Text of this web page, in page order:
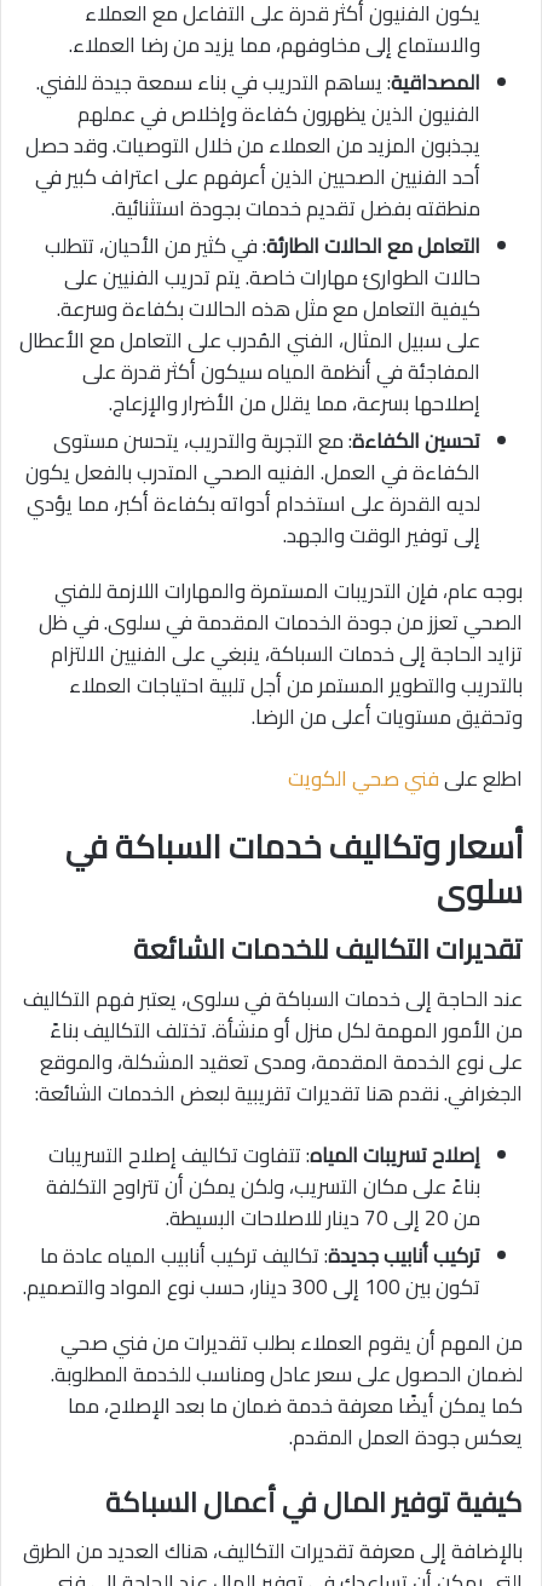
يكون الفنيون أكثر قدرة على التفاعل مع العملاء
والاستماع إلى مخاوفهم، مما يزيد من رضا العملاء.
المصداقية: يساهم التدريب في بناء سمعة جيدة للفني.
الفنيون الذين يظهرون كفاءة وإخلاص في عملهم
يجذبون المزيد من العملاء من خلال التوصيات. وقد حصل
أحد الفنيين الصحيين الذين أعرفهم على اعتراف كبير في
منطقته بفضل تقديم خدمات بجودة استثنائية.
التعامل مع الحالات الطارئة: في كثير من الأحيان، تتطلب
حالات الطوارئ مهارات خاصة. يتم تدريب الفنيين على
كيفية التعامل مع مثل هذه الحالات بكفاءة وسرعة.
على سبيل المثال، الفني المُدرب على التعامل مع الأعطال
المفاجئة في أنظمة المياه سيكون أكثر قدرة على
إصلاحها بسرعة، مما يقلل من الأضرار والإزعاج.
تحسين الكفاءة: مع التجربة والتدريب، يتحسن مستوى
الكفاءة في العمل. الفنيه الصحي المتدرب بالفعل يكون
لديه القدرة على استخدام أدواته بكفاءة أكبر، مما يؤدي
إلى توفير الوقت والجهد.
بوجه عام، فإن التدريبات المستمرة والمهارات اللازمة للفني
الصحي تعزز من جودة الخدمات المقدمة في سلوى. في ظل
تزايد الحاجة إلى خدمات السباكة، ينبغي على الفنيين الالتزام
بالتدريب والتطوير المستمر من أجل تلبية احتياجات العملاء
وتحقيق مستويات أعلى من الرضا.
اطلع علىفني صحي الكويت
أسعار وتكاليف خدمات السباكة في
سلوى
تقديرات التكاليف للخدمات الشائعة
عند الحاجة إلى خدمات السباكة في سلوى، يعتبر فهم التكاليف
من الأمور المهمة لكل منزل أو منشأة. تختلف التكاليف بناءً
على نوع الخدمة المقدمة، ومدى تعقيد المشكلة، والموقع
الجغرافي. نقدم هنا تقديرات تقريبية لبعض الخدمات الشائعة:
إصلاح تسريبات المياه: تتفاوت تكاليف إصلاح التسريبات
بناءً على مكان التسريب، ولكن يمكن أن تتراوح التكلفة
من 20 إلى 70 دينار للاصلاحات البسيطة.
تركيب أنابيب جديدة: تكاليف تركيب أنابيب المياه عادة ما
تكون بين 100 إلى 300 دينار، حسب نوع المواد والتصميم.
من المهم أن يقوم العملاء بطلب تقديرات من فني صحي
لضمان الحصول على سعر عادل ومناسب للخدمة المطلوبة.
كما يمكن أيضًا معرفة خدمة ضمان ما بعد الإصلاح، مما
يعكس جودة العمل المقدم.
كيفية توفير المال في أعمال السباكة
بالإضافة إلى معرفة تقديرات التكاليف، هناك العديد من الطرق